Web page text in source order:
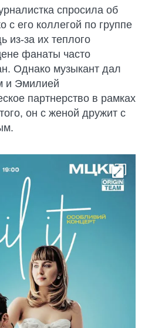
спросила об
с его коллегой по группе
из-за их теплого
фанаты часто
Однако музыкант дал
и Эмилией
партнерство в рамках
он с женой дружит с